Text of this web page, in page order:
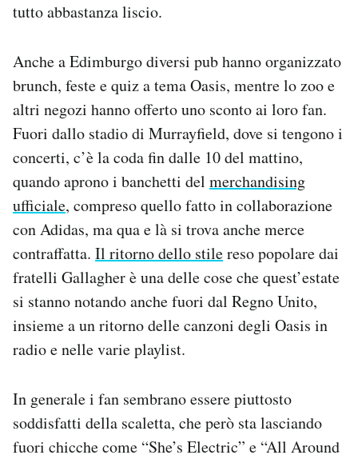
tutto abbastanza liscio.
Anche a Edimburgo diversi pub hanno organizzato
brunch, feste e quiz a tema Oasis, mentre lo zoo e
altri negozi hanno offerto uno sconto ai loro fan.
Fuori dallo stadio di Murrayfield, dove si tengono i
concerti, c’è la coda fin dalle 10 del mattino,
quando aprono i banchetti del merchandising
ufficiale, compreso quello fatto in collaborazione
con Adidas, ma qua e là si trova anche merce
contraffatta. Il ritorno dello stilereso popolare dai
fratelli Gallagher è una delle cose che quest’estate
si stanno notando anche fuori dal Regno Unito,
insieme a un ritorno delle canzoni degli Oasis in
radio e nelle varie playlist.
In generale i fan sembrano essere piuttosto
soddisfatti della scaletta, che però sta lasciando
fuori chicche come “She’s Electric” e “All Around